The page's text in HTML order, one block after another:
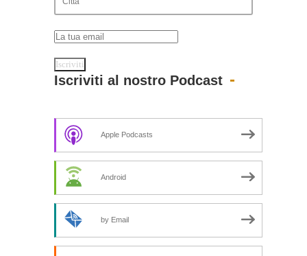
Iscriviti al nostro Podcast
Apple Podcasts
Android
by Email